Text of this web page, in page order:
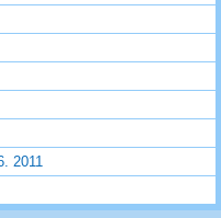
2011